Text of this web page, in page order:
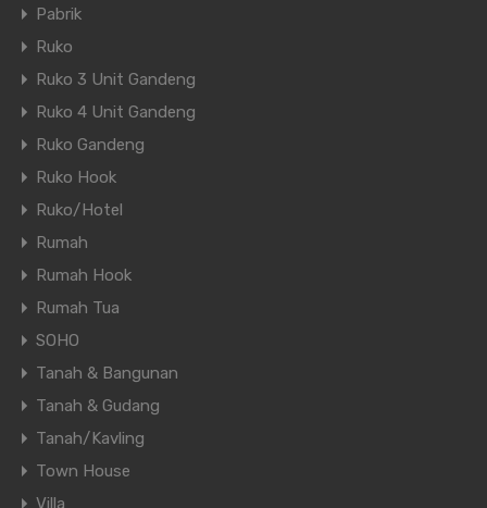
Pabrik
Ruko
Ruko 3 Unit Gandeng
Ruko 4 Unit Gandeng
Ruko Gandeng
Ruko Hook
Ruko/Hotel
Rumah
Rumah Hook
Rumah Tua
SOHO
Tanah & Bangunan
Tanah & Gudang
Tanah/Kavling
Town House
Villa